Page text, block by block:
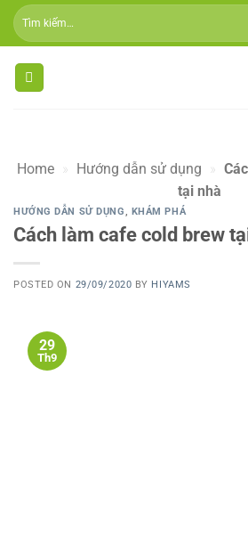
Skip
Tìm
kiếm:
Home » Hướng dẫn sử dụng »
tại nhà
HƯỚNG DẪN SỬ DỤNG, KHÁM PHÁ
Cách làm cafe cold brew
POSTED ON 29/09/2020 BY HIYAMS
29
Th9